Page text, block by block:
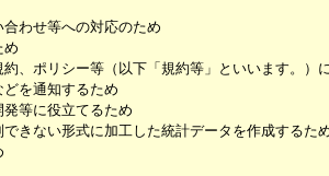
合わせ等への対応のため
め
、ポリシー等（以下「規約等」といいます。）
どを通知するため
発等に役立てるため
きない形式に加工した統計データを作成するた